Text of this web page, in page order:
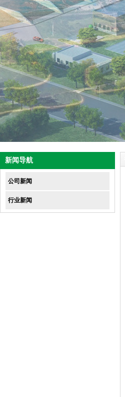
新闻导航
公司新闻
行业新闻